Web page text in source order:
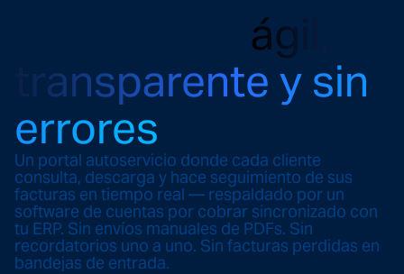
ágil,
transparente y sin
errores
Un portal autoservicio donde cada cliente
consulta, descarga y hace seguimiento de sus
facturas en tiempo real — respaldado por un
software de cuentas por cobrar sincronizado con
tu ERP. Sin envíos manuales de PDFs. Sin
recordatorios uno a uno. Sin facturas perdidas en
bandejas de entrada.